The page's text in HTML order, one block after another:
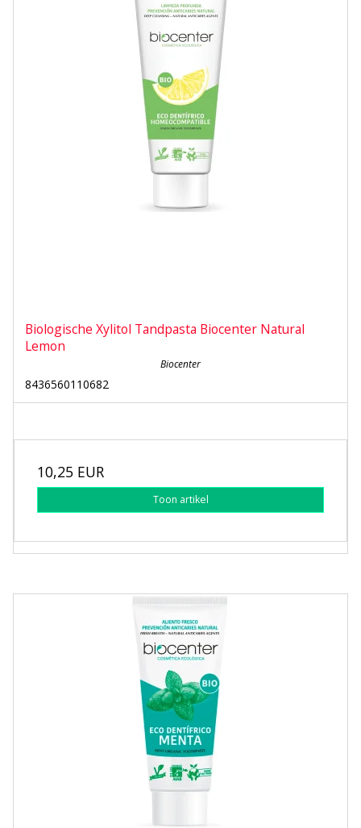
Biologische Xylitol Tandpasta Biocenter Natural
Lemon
Biocenter
8436560110682
10,25 EUR
Toon artikel